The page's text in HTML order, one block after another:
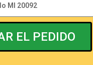
EL PEDIDO